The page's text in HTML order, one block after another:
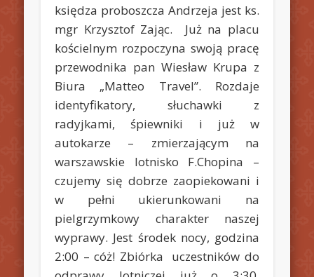
księdza proboszcza Andrzeja jest ks.
mgr Krzysztof Zając. Już na placu
kościelnym rozpoczyna swoją pracę
przewodnika pan Wiesław Krupa z
Biura „Matteo Travel”. Rozdaje
identyfikatory, słuchawki z
radyjkami, śpiewniki i już w
autokarze – zmierzającym na
warszawskie lotnisko F.Chopina –
czujemy się dobrze zaopiekowani i
w pełni ukierunkowani na
pielgrzymkowy charakter naszej
wyprawy. Jest środek nocy, godzina
2:00 – cóż! Zbiórka uczestników do